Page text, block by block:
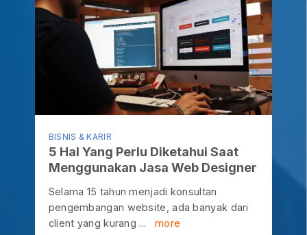
BISNIS & KARIR
5 Hal Yang Perlu Diketahui Saat
Menggunakan Jasa Web Designer
Selama 15 tahun menjadi konsultan
pengembangan website, ada banyak dari
client yang kurang ...
more